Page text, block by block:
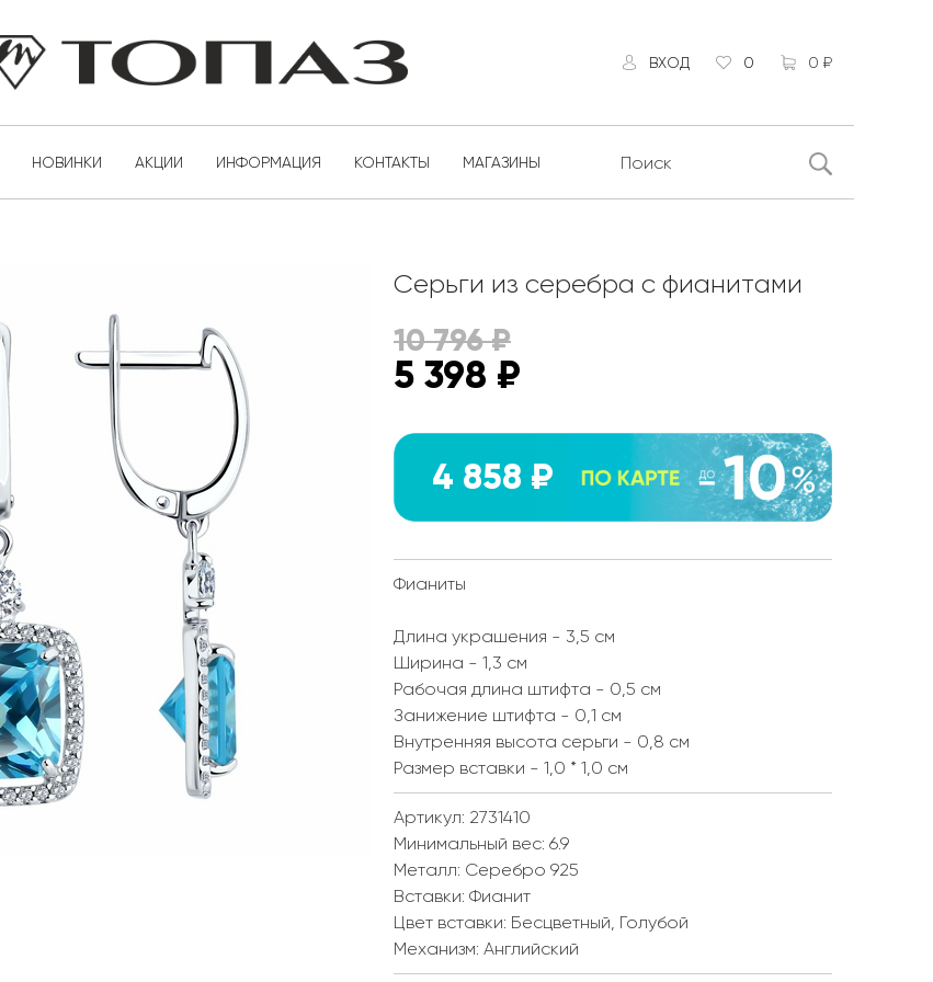
ВХОД 0 0 ₽
НОВИНКИ АКЦИИ ИНФОРМАЦИЯ КОНТАКТЫ МАГАЗИНЫ
Серьги из серебра с фианитами
10 796₽
5 398 ₽
4 858 ₽
Фианиты
Длина украшения - 3,5 см
Ширина - 1,3 см
Рабочая длина штифта - 0,5 см
Занижение штифта - 0,1 см
Внутренняя высота серьги - 0,8 см
Размер вставки - 1,0 * 1,0 см
Артикул: 2731410
Минимальный вес: 6.9
Металл: Серебро 925
Вставки: Фианит
Цвет вставки: Бесцветный, Голубой
Механизм: Английский